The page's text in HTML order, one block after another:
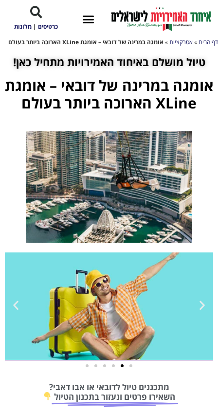
כרטיסים | מלונות
דף הבית»אטרקציות» אומגה במרינה של דובאי – אומגת XLine הארוכה ביותר בעולם
טיול מושלם באיחוד האמירויות מתחיל כאן!
אומגה במרינה של דובאי – אומגת
XLine הארוכה ביותר בעולם
מציאת
טיסה זולה?
מתכננים טיול לדובאי או אבו דאבי?
השאירו פרטים ונעזור בתכנון הטיול